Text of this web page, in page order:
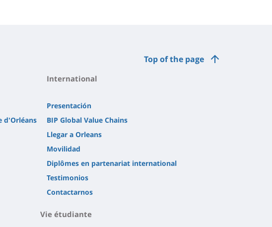
Top of the page
d'Orléans
International
Presentación
BIP Global Value Chains
Llegar a Orleans
Movilidad
Diplômes en partenariat international
Testimonios
Contactarnos
Vie étudiante